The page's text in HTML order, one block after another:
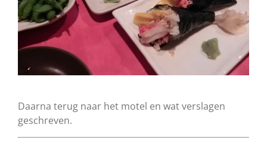
Daarna terug naar het motel en wat verslagen
geschreven.